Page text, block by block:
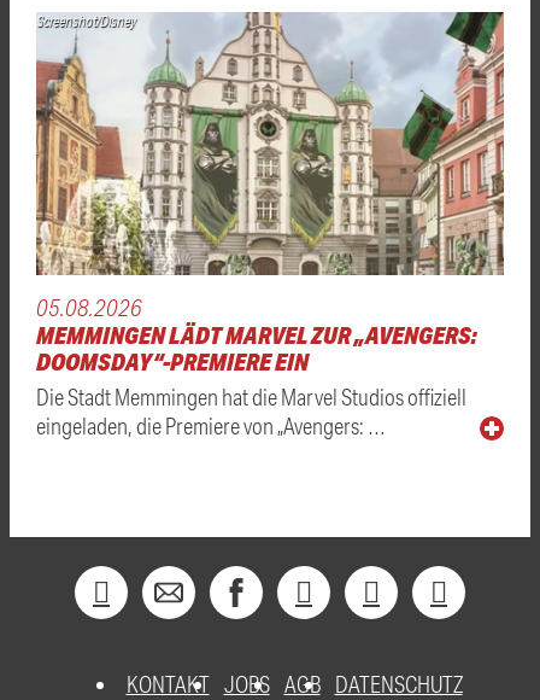
Screenshot/Disney
05.08.2026
MEMMINGEN LÄDT MARVEL ZUR „AVENGERS:
DOOMSDAY“-PREMIERE EIN
Die Stadt Memmingen hat die Marvel Studios offiziell
eingeladen, die Premiere von „Avengers: …
KONTAKT JOBS AGB DATENSCHUTZ